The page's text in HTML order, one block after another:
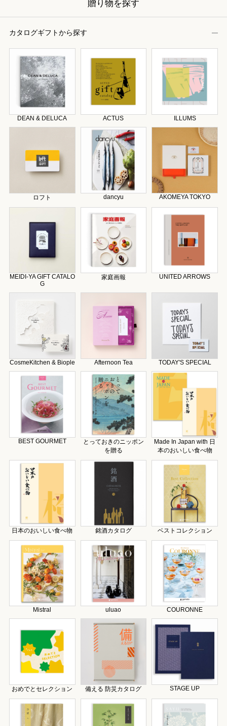
贈り物を探す
カタログギフトから探す
DEAN & DELUCA ACTUS ILLUMS
ロフト dancyu AKOMEYA TOKYO
MEIDI-YA GIFT CATALO
G
家庭画報 UNITED ARROWS
CosmeKitchen & Biople Afternoon Tea TODAY'S SPECIAL
BEST GOURMET
とっておきのニッポン
を贈る
Made In Japan with 日
本のおいしい食べ物
日本のおいしい食べ物 銘酒カタログ ベストコレクション
Mistral uluao COURONNE
おめでとセレクション 備える 防災カタログ STAGE UP